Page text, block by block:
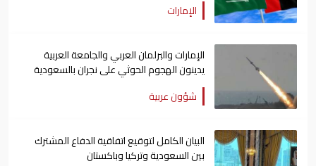
الإمارات
الإمارات والبرلمان العربي والجامعة العربية
يدينون الهجوم الحوثي على نجران بالسعودية
شؤون عربية
البيان الكامل لتوقيع اتفاقية الدفاع المشترك
بين السعودية وتركيا وباكستان